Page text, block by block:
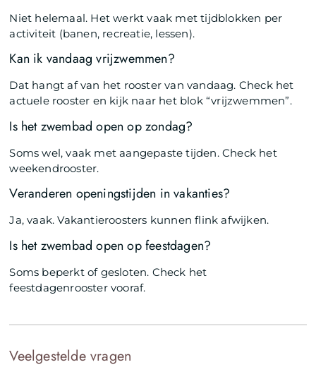
Niet helemaal. Het werkt vaak met tijdblokken per
activiteit (banen, recreatie, lessen).
Kan ik vandaag vrijzwemmen?
Dat hangt af van het rooster van vandaag. Check het
actuele rooster en kijk naar het blok “vrijzwemmen”.
Is het zwembad open op zondag?
Soms wel, vaak met aangepaste tijden. Check het
weekendrooster.
Veranderen openingstijden in vakanties?
Ja, vaak. Vakantieroosters kunnen flink afwijken.
Is het zwembad open op feestdagen?
Soms beperkt of gesloten. Check het
feestdagenrooster vooraf.
Veelgestelde vragen